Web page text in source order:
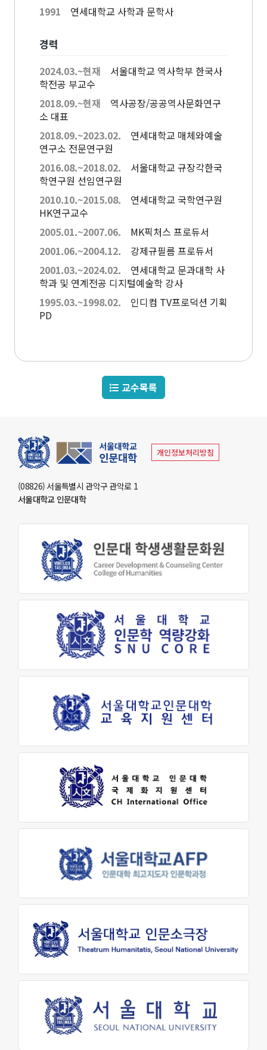
1991
연세대학교 사학과 문학사
경력
2024.03.~현재
서울대학교 역사학부 한국사
학전공 부교수
2018.09.~현재
역사공장/공공역사문화연구
소 대표
2018.09.~2023.02.
연세대학교 매체와예술
연구소 전문연구원
2016.08.~2018.02.
서울대학교 규장각한국
학연구원 선임연구원
2010.10.~2015.08.
연세대학교 국학연구원
HK연구교수
2005.01.~2007.06.
MK픽처스 프로듀서
2001.06.~2004.12.
강제규필름 프로듀서
2001.03.~2024.02.
연세대학교 문과대학 사
학과 및 연계전공 디지털예술학 강사
1995.03.~1998.02.
인디컴 TV프로덕션 기획
PD
교수목록
개인정보처리방침
(08826) 서울특별시 관악구 관악로 1
서울대학교 인문대학
불어불문학과
노어노문학과
언어학과
전공)
아시아언어문명학부
협동과정
협동과정 서양고전학전공
협동과정 인지과학전공
협동과정 비교문학전공
협동과정 기록학전공
협동과정 공연예술학전공
연계전공·연합전공
전체 교수소개
부속기관
인문학연구원
동아문화연구소
언어연구소
라틴아메리카연구소
미국학연구소
철학사상연구소
국제화지원센터
교육지원센터
학생생활문화원
인문소극장
최고지도자 인문학과정
대학생활
학사안내
학생지원
장학금제도
인문학펠로우
학생활동
학생회
동아리활동
원어연극제
인문대 소식
공지사항
행사 및 소식
인문대학 소식지
학생회 소식
학술